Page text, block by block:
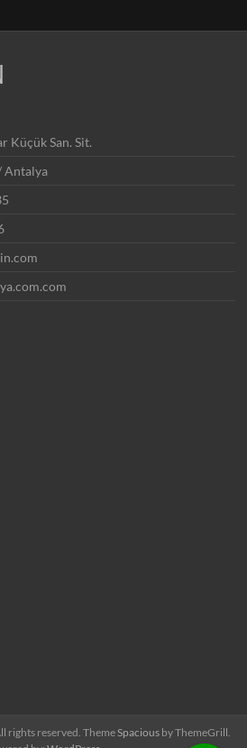
Küçük San. Sit.
Antalya
rights reserved. ThemeSpacious by ThemeGrill.